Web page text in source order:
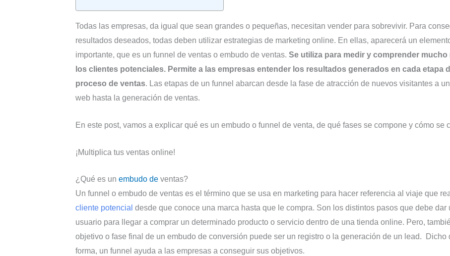
Todas las empresas, da igual que sean grandes o pequeñas, necesitan vender para sobrevivir. Para
resultados deseados, todas deben utilizar estrategias de marketing online. En ellas, aparecerá un
importante, que es un funnel de ventas o embudo de ventas. Se utiliza para medir y comprender mucho
los clientes potenciales. Permite a las empresas entender los resultados generados en cada etapa
proceso de ventas. Las etapas de un funnel abarcan desde la fase de atracción de nuevos visitantes a
web hasta la generación de ventas.
En este post, vamos a explicar qué es un embudo o funnel de venta, de qué fases se compone y cómo se
¡Multiplica tus ventas online!
¿Qué es un embudo de ventas?
Un funnel o embudo de ventas es el término que se usa en marketing para hacer referencia al viaje que
cliente potencial desde que conoce una marca hasta que le compra. Son los distintos pasos que debe dar
usuario para llegar a comprar un determinado producto o servicio dentro de una tienda online. Pero,
objetivo o fase final de un embudo de conversión puede ser un registro o la generación de un lead. Dicho
forma, un funnel ayuda a las empresas a conseguir sus objetivos.